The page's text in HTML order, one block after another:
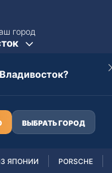
город
Владивосток?
ВЫБРАТЬ ГОРОД
ЯПОНИИ PORSCHE